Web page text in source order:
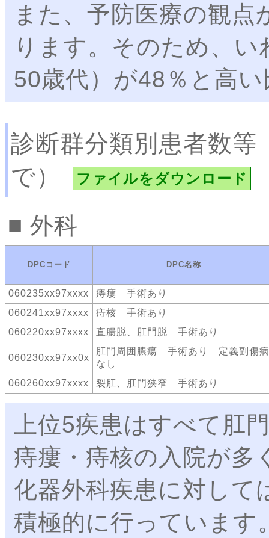
また、予防医療の観
ります。そのため、
50歳代）が48％と高
診断群分類別患者数等
で）
ファイルをダウンロード
外科
DPCコード DPC名称
060235xx97xxxx
痔瘻 手術あり
060241xx97xxxx
痔核 手術あり
060220xx97xxxx
直腸脱、肛門脱 手術あり
060230xx97xx0x
肛門周囲膿瘍 手術あり 定義副傷病
なし
060260xx97xxxx
裂肛、肛門狭窄 手術あり
上位5疾患はすべて肛
痔瘻・痔核の入院が多
化器外科疾患に対して
積極的に行っています